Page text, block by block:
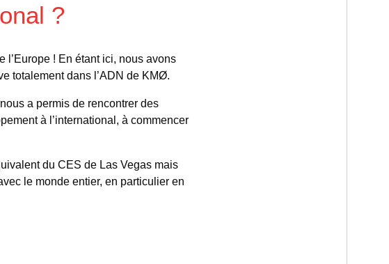
?
l’Europe ! En étant ici, nous avons
totalement dans l’ADN de KMØ.
a permis de rencontrer des
à l’international, à commencer
du CES de Las Vegas mais
le monde entier, en particulier en